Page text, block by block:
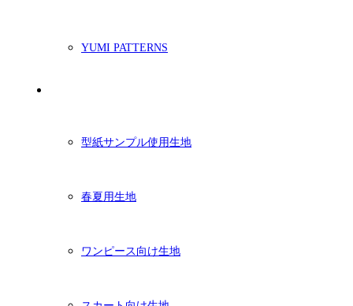
YUMI PATTERNS
型紙サンプル使用生地
春夏用生地
ワンピース向け生地